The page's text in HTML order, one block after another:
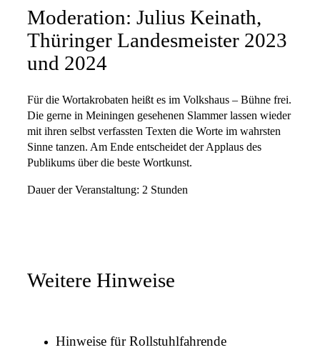
Moderation: Julius Keinath,
Thüringer Landesmeister 2023
und 2024
Für die Wortakrobaten heißt es im Volkshaus – Bühne frei.
Die gerne in Meiningen gesehenen Slammer lassen wieder
mit ihren selbst verfassten Texten die Worte im wahrsten
Sinne tanzen. Am Ende entscheidet der Applaus des
Publikums über die beste Wortkunst.
Dauer der Veranstaltung: 2 Stunden
Weitere Hinweise
Hinweise für Rollstuhlfahrende